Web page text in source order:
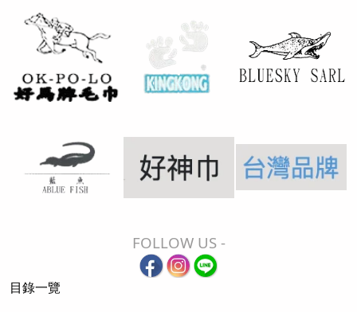
FOLLOW US -
目錄一覽